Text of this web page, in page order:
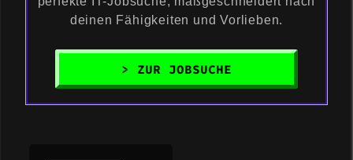
deinen Fähigkeiten und Vorlieben.
> ZUR JOBSUCHE